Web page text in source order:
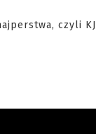
czyli KJ